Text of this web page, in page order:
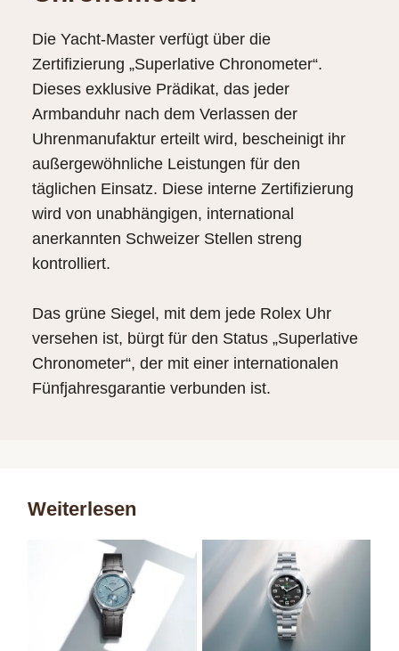
Die Yacht‑Master verfügt über die
Zertifizierung „Superlative Chronometer“.
Dieses exklusive Prädikat, das jeder
Armbanduhr nach dem Verlassen der
Uhrenmanufaktur erteilt wird, bescheinigt ihr
außergewöhnliche Leistungen für den
täglichen Einsatz. Diese interne Zertifizierung
wird von unabhängigen, international
anerkannten Schweizer Stellen streng
kontrolliert.
Das grüne Siegel, mit dem jede Rolex Uhr
versehen ist, bürgt für den Status „Superlative
Chronometer“, der mit einer internationalen
Fünfjahresgarantie verbunden ist.
Weiterlesen